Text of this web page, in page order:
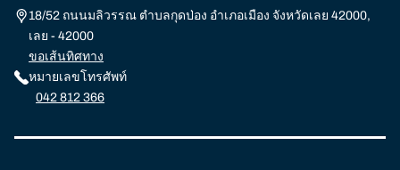
18/52 ถนนมลิวรรณ ตำบลกุดป่อง อำเภอเมือง จังหวัดเลย 42000,
เลย - 42000
ขอเส้นทิศทาง
หมายเลขโทรศัพท์
042 812 366